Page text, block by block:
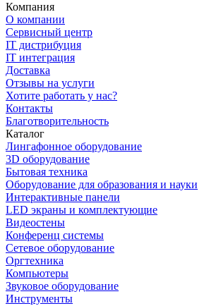
Компания
О компании
Сервисный центр
IT дистрибуция
IT интеграция
Доставка
Отзывы на услуги
Хотите работать у нас?
Контакты
Благотворительность
Каталог
Лингафонное оборудование
3D оборудование
Бытовая техника
Оборудование для образования и науки
Интерактивные панели
LED экраны и комплектующие
Видеостены
Конференц системы
Сетевое оборудование
Оргтехника
Компьютеры
Звуковое оборудование
Инструменты